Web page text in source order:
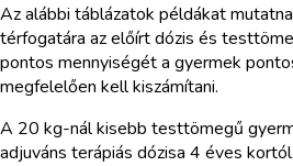
Az alábbi táblázatok példákat
térfogatára az előírt dózis és
pontos mennyiségét a gyermek
megfelelően kell kiszámítani.
A 20 kg-nál kisebb testtömegű
adjuváns terápiás dózisa 4 éves